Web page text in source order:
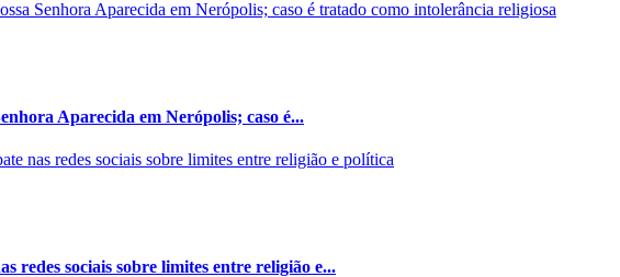
Aparecida em Nerópolis; caso é...
redes sociais sobre limites entre religião e...